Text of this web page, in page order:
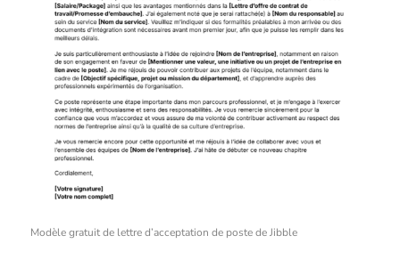
Modèle gratuit de lettre d’acceptation de poste de Jibble